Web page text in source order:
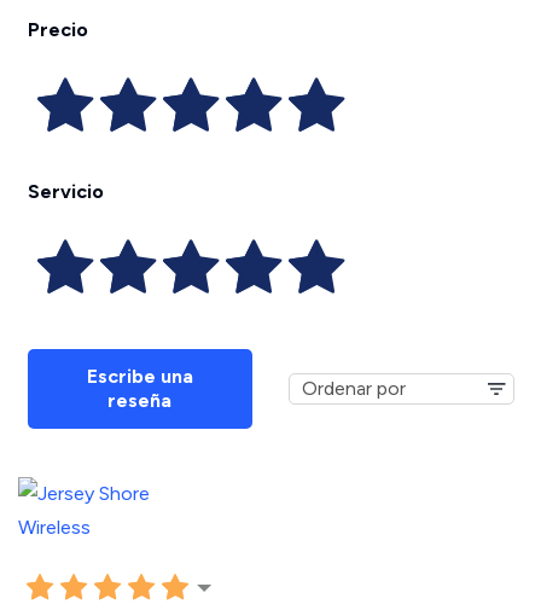
Precio
Servicio
Escribe una
reseña